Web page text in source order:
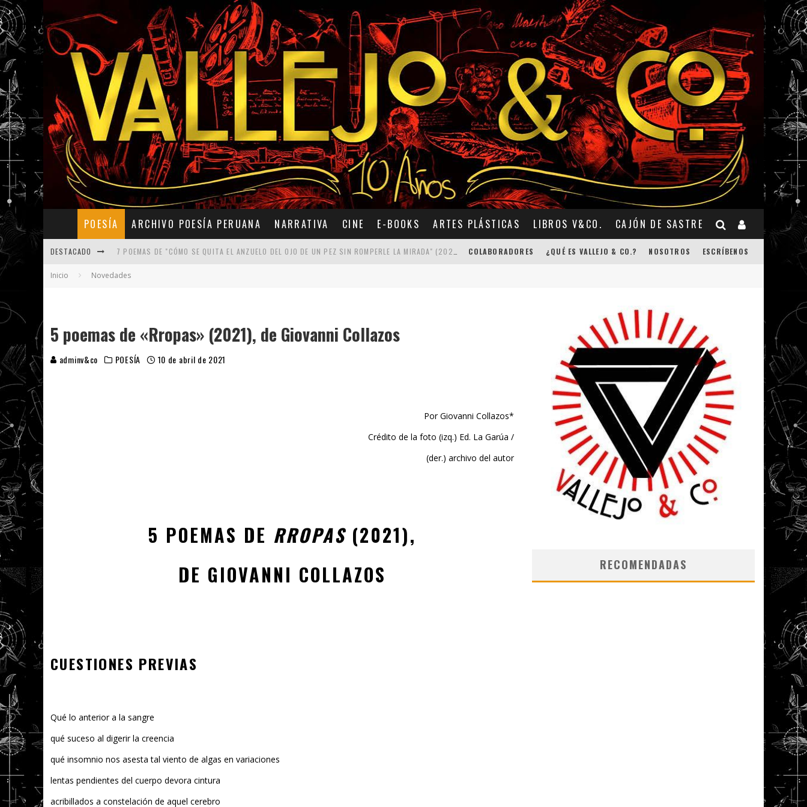
POESÍA ARCHIVO POESÍA PERUANA NARRATIVA CINE E-BOOKS ARTES PLÁSTICAS LIBROS V&CO. CAJÓN DE SASTRE
DESTACADO
5 POEMAS DE "NUNCA DE MÍ TU ESPEJISMO" (2025), DE ROMINA SILMAN
COLABORADORES ¿QUÉ ES VALLEJO & CO.? NOSOTROS ESCRÍBENOS
Inicio Novedades
5 poemas de «Rropas» (2021), de Giovanni Collazos
adminv&co POESÍA 10 de abril de 2021
Por Giovanni Collazos*
Crédito de la foto (izq.) Ed. La Garúa /
(der.) archivo del autor
5 POEMAS DE RROPAS (2021),
DE GIOVANNI COLLAZOS
CUESTIONES PREVIAS
Qué lo anterior a la sangre
qué suceso al digerir la creencia
qué insomnio nos asesta tal viento de algas en variaciones
lentas pendientes del cuerpo devora cintura
acribillados a constelación de aquel cerebro
RECOMENDADAS